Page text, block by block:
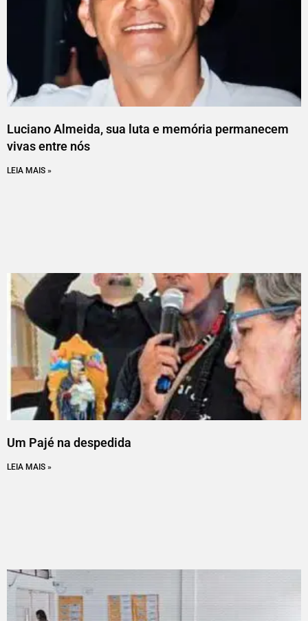
Luciano Almeida, sua luta e memória permanecem
vivas entre nós
LEIA MAIS »
Um Pajé na despedida
LEIA MAIS »